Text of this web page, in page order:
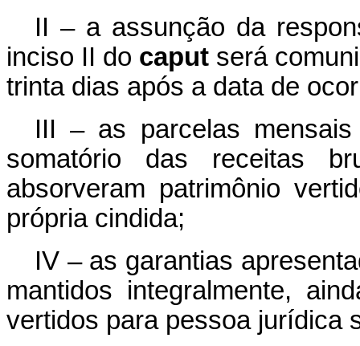
II – a assunção da
inciso II do caput será
trinta dias após a data de
III – as parcelas
somatório das receitas
absorveram patrimônio
própria cindida;
IV – as garantias
mantidos integralmente,
vertidos para pessoa jurídica